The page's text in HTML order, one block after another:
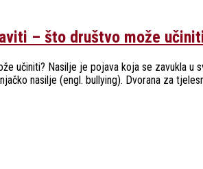
– što društvo može
učiniti? Nasilje je pojava koja se zavukla
nasilje (engl. bullying). Dvorana za